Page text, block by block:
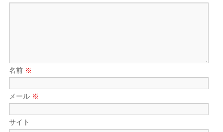
名前 ※
メール ※
サイト